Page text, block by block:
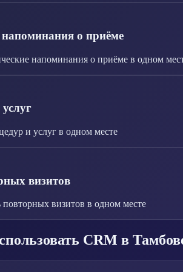
о приёме
напоминания о приёме в одном
и услуг в одном месте
визитов
повторных визитов в одном месте
CRM в